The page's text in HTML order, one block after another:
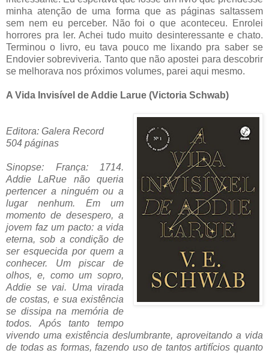
minha atenção de uma forma que as páginas saltassem
sem nem eu perceber. Não foi o que aconteceu. Enrolei
horrores pra ler. Achei tudo muito desinteressante e chato.
Terminou o livro, eu tava pouco me lixando pra saber se
Endovier sobreviveria. Tanto que não apostei para descobrir
se melhorava nos próximos volumes, parei aqui mesmo.
A Vida Invisível de Addie Larue (Victoria Schwab)
Editora: Galera Record
504 páginas
Sinopse: França: 1714.
Addie LaRue não queria
pertencer a ninguém ou a
lugar nenhum. Em um
momento de desespero, a
jovem faz um pacto: a vida
eterna, sob a condição de
ser esquecida por quem a
conhecer. Um piscar de
olhos, e, como um sopro,
Addie se vai. Uma virada
de costas, e sua existência
se dissipa na memória de
todos. Após tanto tempo
vivendo uma existência deslumbrante, aproveitando a vida
de todas as formas, fazendo uso de tantos artifícios quanto